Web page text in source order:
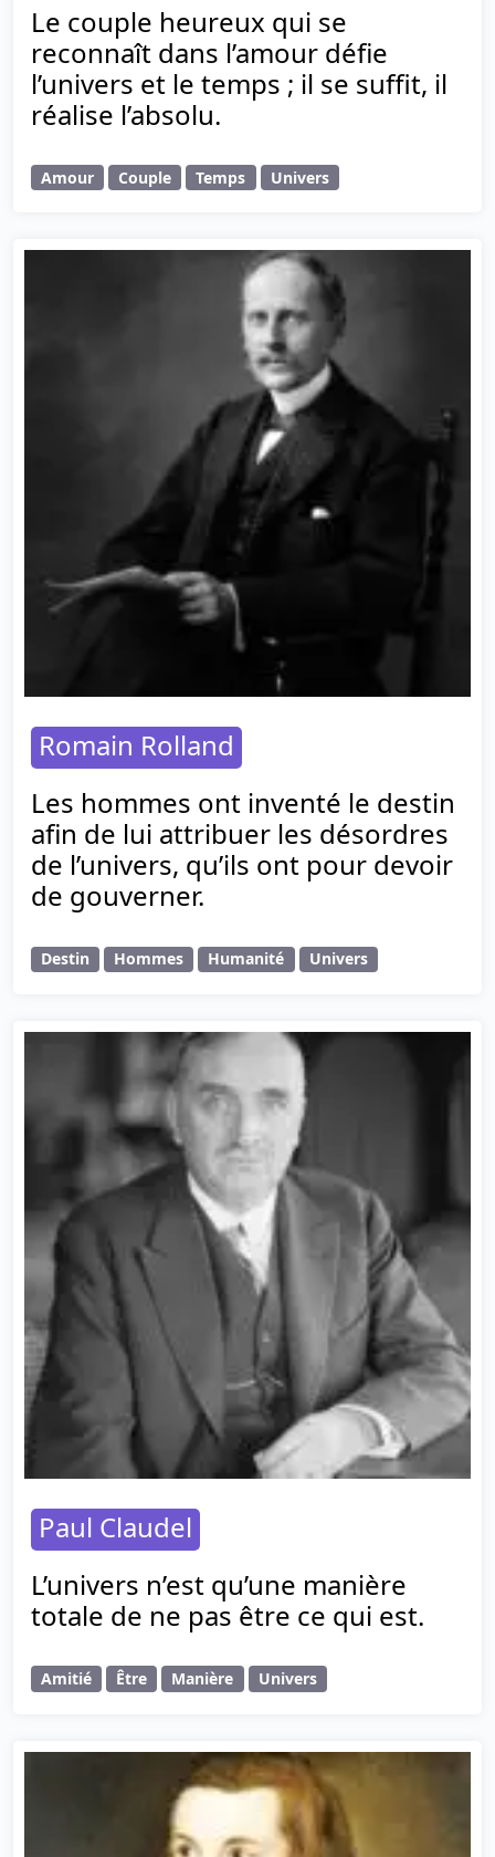
Le couple heureux qui se
reconnaît dans l’amour défie
l’univers et le temps ; il se suffit, il
réalise l’absolu.
Amour Couple Temps Univers
Romain Rolland
Les hommes ont inventé le destin
afin de lui attribuer les désordres
de l’univers, qu’ils ont pour devoir
de gouverner.
Destin Hommes Humanité Univers
Paul Claudel
L’univers n’est qu’une manière
totale de ne pas être ce qui est.
Amitié Être Manière Univers